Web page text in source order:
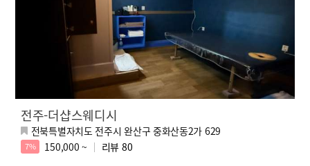
전주-더샵스웨디시
전북특별자치도 전주시 완산구 중화산동2가 629
7% 150,000 ~ 리뷰 80